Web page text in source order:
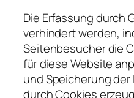
Die Erfassung durch
verhindert werden,
Seitenbesucher die
für diese Website
und Speicherung
durch Cookies